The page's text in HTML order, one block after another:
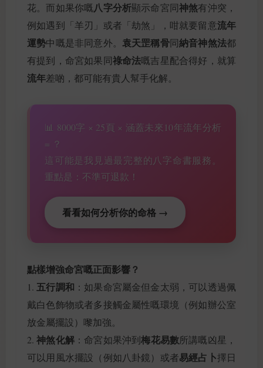
花。而如果你嘅八字分析顯示命宮同神煞有沖突，
例如遇到「羊刃」或者「劫煞」，咁就要留意流年
運勢中嘅是非同意外。 袁天罡稱骨同納音神煞法都
有提到，命宮如果同祿命法嘅吉星配合得好，就算
流年差啲，都可能有貴人幫手化解。
📊 8000字 × 25頁 × 涵蓋未來10年流年分析
= ？
這可能是我見過最完整的八字命書服務。
重點是：不準可退款！
看看如何分析你的命格 →
點樣增強命宮嘅正面影響？
1. 五行調和 ：如果命宮屬金但金太弱，可以透過佩
戴白色飾物或者多接觸金屬性嘅環境（例如辦公室
放金屬擺設）嚟加強。
2.神煞化解：命宮如果沖到梅花易數所講嘅凶星，
可以用風水擺設（例如八卦鏡）或者易經占卜擇日